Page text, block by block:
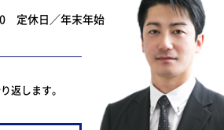
定休日／年末年始
返します。